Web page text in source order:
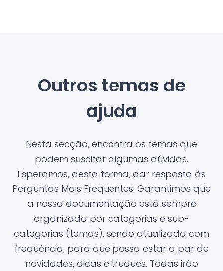
Outros temas de
ajuda
Nesta secção, encontra os temas que
podem suscitar algumas dúvidas.
Esperamos, desta forma, dar resposta às
Perguntas Mais Frequentes. Garantimos que
a nossa documentação está sempre
organizada por categorias e sub-
categorias (temas), sendo atualizada com
frequência, para que possa estar a par de
novidades, dicas e truques. Todas irão